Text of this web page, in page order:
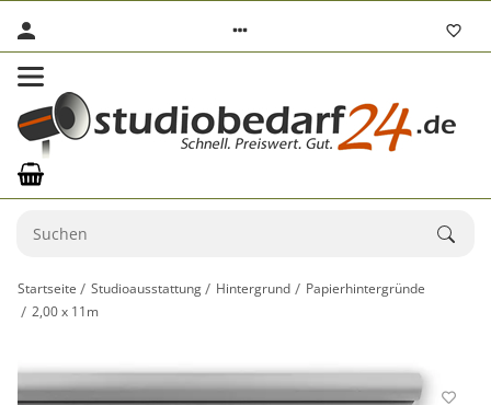
Startseite Studioausstattung Hintergrund
Papierhintergründe
2,00 x 11m